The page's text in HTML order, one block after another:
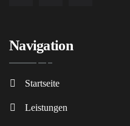
Navigation
Startseite
Leistungen